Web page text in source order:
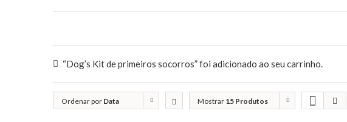
“Dog’s Kit de primeiros socorros” foi adicionado ao seu carrinho.
Ordenar por Data Mostrar 15 Produtos